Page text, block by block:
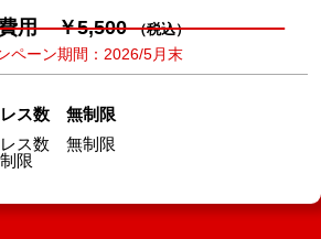
用 ￥5,500（税込）
ペーン期間：2026/5月末
レス数 無制限
レス数 無制限
限